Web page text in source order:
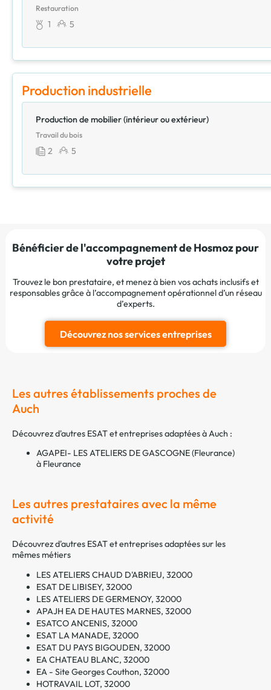
Restauration
1 5
Production industrielle
Production de mobilier (intérieur ou extérieur)
Travail du bois
2 5
Bénéficier de l'accompagnement de Hosmoz pour
votre projet
Trouvez le bon prestataire, et menez à bien vos achats inclusifs et
responsables grâce à l’accompagnement opérationnel d’un réseau
d’experts.
Découvrez nos services entreprises
Les autres établissements proches de
Auch
Découvrez d'autres ESAT et entreprises adaptées à Auch :
AGAPEI- LES ATELIERS DE GASCOGNE (Fleurance)
à Fleurance
Les autres prestataires avec la même
activité
Découvrez d'autres ESAT et entreprises adaptées sur les
mêmes métiers
LES ATELIERS CHAUD D'ABRIEU, 32000
ESAT DE LIBISEY, 32000
LES ATELIERS DE GERMENOY, 32000
APAJH EA DE HAUTES MARNES, 32000
ESATCO ANCENIS, 32000
ESAT LA MANADE, 32000
ESAT DU PAYS BIGOUDEN, 32000
EA CHATEAU BLANC, 32000
EA - Site Georges Couthon, 32000
HOTRAVAIL LOT, 32000